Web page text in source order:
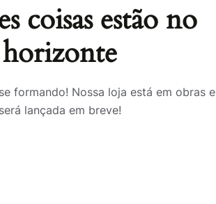
coisas estão no
horizonte
formando! Nossa loja está em obras e
será lançada em breve!